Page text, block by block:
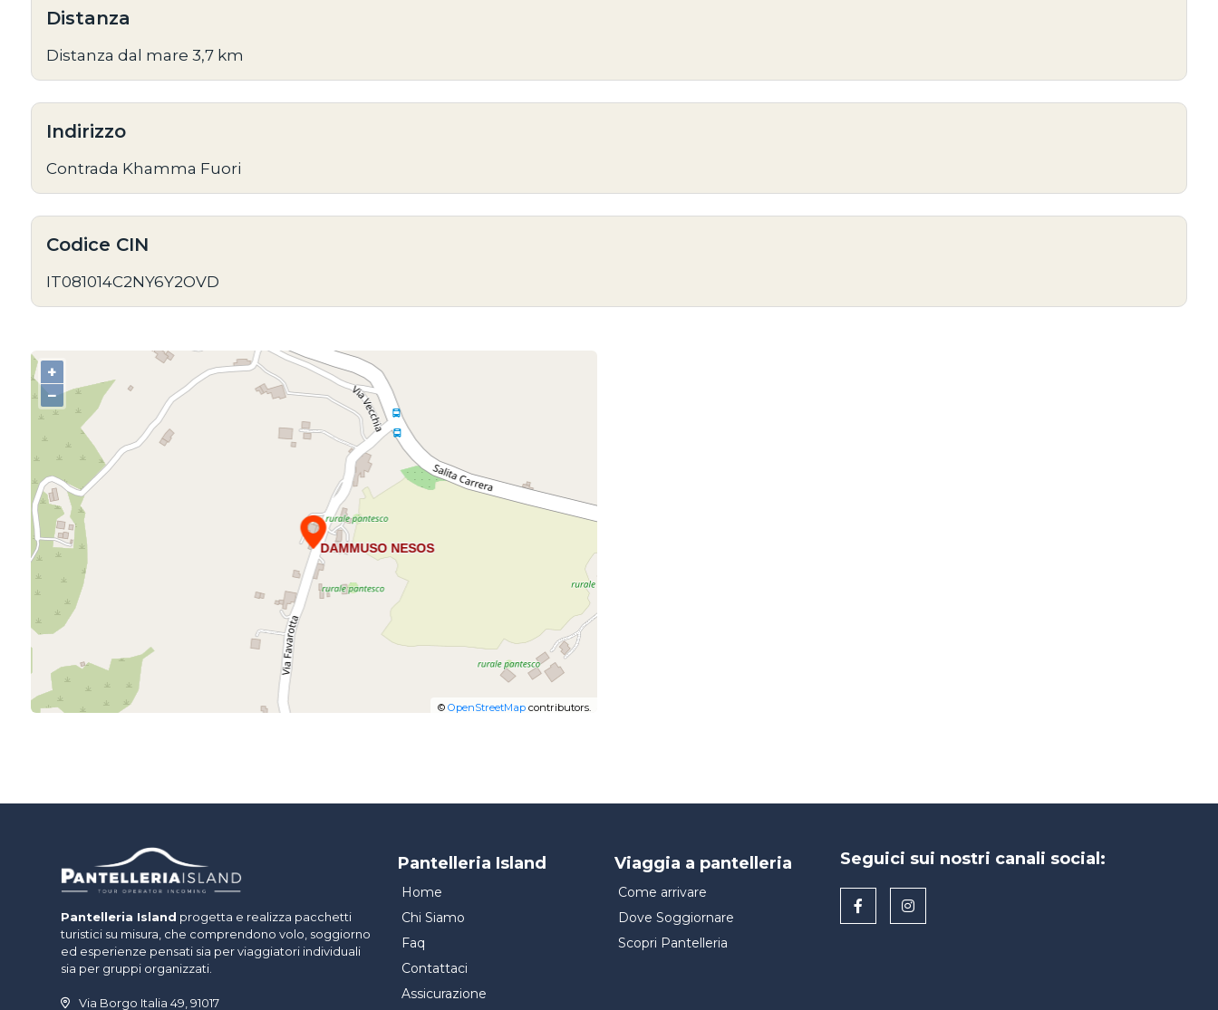
Distanza
Distanza dal mare 3,7 km
Indirizzo
Contrada Khamma Fuori
Codice CIN
IT081014C2NY6Y2OVD
+
−
© OpenStreetMapcontributors.
Pantelleria Island progetta e realizza pacchetti
turistici su misura, che comprendono volo, soggiorno
ed esperienze pensati sia per viaggiatori individuali
sia per gruppi organizzati.
Via Borgo Italia 49, 91017
Pantelleria Island
Home
Chi Siamo
Faq
Contattaci
Assicurazione
Viaggia a pantelleria
Come arrivare
Dove Soggiornare
Scopri Pantelleria
Seguici sui nostri canali social: